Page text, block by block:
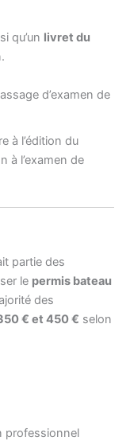
qu’un livret du
d’examen de
à l’édition du
à l’examen de
partie des
le permis bateau
des
€ et 450 € selon
professionnel